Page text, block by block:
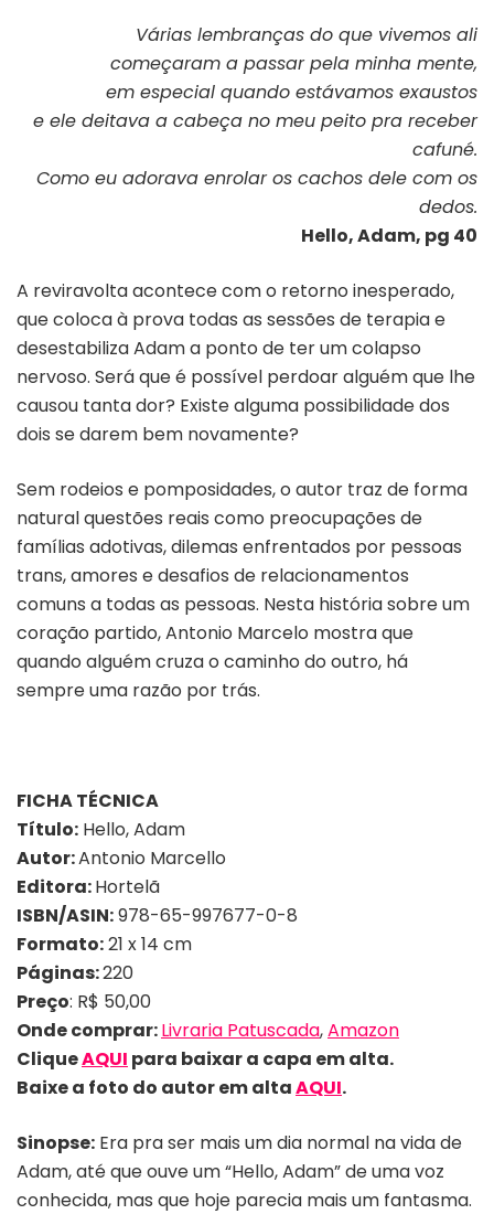
Várias lembranças do que vivemos ali
começaram a passar pela minha mente,
em especial quando estávamos exaustos
e ele deitava a cabeça no meu peito pra receber
cafuné.
Como eu adorava enrolar os cachos dele com os
dedos.
Hello, Adam, pg 40
A reviravolta acontece com o retorno inesperado,
que coloca à prova todas as sessões de terapia e
desestabiliza Adam a ponto de ter um colapso
nervoso. Será que é possível perdoar alguém que lhe
causou tanta dor? Existe alguma possibilidade dos
dois se darem bem novamente?
Sem rodeios e pomposidades, o autor traz de forma
natural questões reais como preocupações de
famílias adotivas, dilemas enfrentados por pessoas
trans, amores e desafios de relacionamentos
comuns a todas as pessoas. Nesta história sobre um
coração partido, Antonio Marcelo mostra que
quando alguém cruza o caminho do outro, há
sempre uma razão por trás.
FICHA TÉCNICA
Título: Hello, Adam
Autor:Antonio Marcello
Editora:Hortelã
ISBN/ASIN:978-65-997677-0-8
Formato:21 x 14 cm
Páginas:220
Preço: R$ 50,00
Onde comprar:Livraria Patuscada,Amazon
CliqueAQUI para baixar a capa em alta.
Baixe a foto do autor em altaAQUI.
Sinopse: Era pra ser mais um dia normal na vida de
Adam, até que ouve um “Hello, Adam” de uma voz
conhecida, mas que hoje parecia mais um fantasma.